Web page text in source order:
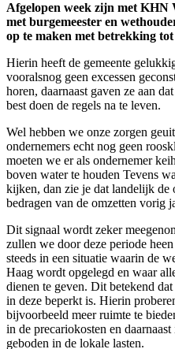
Afgelopen week zijn met KHN
met burgemeester en
op te maken met betrekking
Hierin heeft de gemeente
vooralsnog geen excessen
horen, daarnaast gaven ze aan
best doen de regels na te leven.
Wel hebben we onze zorgen
ondernemers echt nog geen
moeten we er als ondernemer
boven water te houden Tevens
kijken, dan zie je dat landelijk de
bedragen van de omzetten vorig
Dit signaal wordt zeker
zullen we door deze periode
steeds in een situatie waarin de
Haag wordt opgelegd en waar
dienen te geven. Dit betekend
in deze beperkt is. Hierin
bijvoorbeeld meer ruimte te
in de precariokosten en
geboden in de lokale lasten.